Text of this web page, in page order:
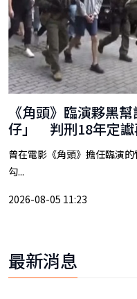
《角頭》臨演夥黑
仔」 判刑18年定讞
曾在電影《角頭》擔任臨演
勾...
2026-08-05 11:23
最新消息